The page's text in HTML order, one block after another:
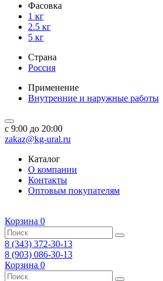
Фасовка
1 кг
2.5 кг
5 кг
Страна
Россия
Применение
Внутренние и наружные работы
c 9:00 до 20:00
zakaz@kg-ural.ru
Каталог
О компании
Контакты
Оптовым покупателям
Корзина 0
8 (343) 372-30-13
8 (903) 086-30-13
Корзина 0